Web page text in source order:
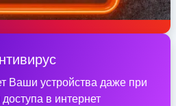
Ваши устройства даже при
доступа в интернет